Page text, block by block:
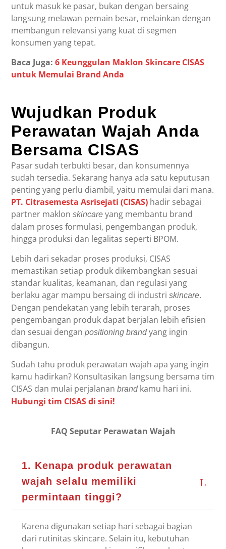
untuk masuk ke pasar, bukan dengan bersaing
langsung melawan pemain besar, melainkan dengan
membangun relevansi yang kuat di segmen
konsumen yang tepat.
Baca Juga:6 Keunggulan Maklon Skincare CISAS
untuk Memulai Brand Anda
Wujudkan Produk
Perawatan Wajah Anda
Bersama CISAS
Pasar sudah terbukti besar, dan konsumennya
sudah tersedia. Sekarang hanya ada satu keputusan
penting yang perlu diambil, yaitu memulai dari mana.
PT. Citrasemesta Asrisejati (CISAS) hadir sebagai
partner maklonskincareyang membantu brand
dalam proses formulasi, pengembangan produk,
hingga produksi dan legalitas seperti BPOM.
Lebih dari sekadar proses produksi, CISAS
memastikan setiap produk dikembangkan sesuai
standar kualitas, keamanan, dan regulasi yang
berlaku agar mampu bersaing di industriskincare.
Dengan pendekatan yang lebih terarah, proses
pengembangan produk dapat berjalan lebih efisien
dan sesuai denganpositioning brandyang ingin
dibangun.
Sudah tahu produk perawatan wajah apa yang ingin
kamu hadirkan? Konsultasikan langsung bersama tim
CISAS dan mulai perjalananbrandkamu hari ini.
Hubungi tim CISAS di sini!
FAQ Seputar Perawatan Wajah
1. Kenapa produk perawatan
wajah selalu memiliki
permintaan tinggi?
Karena digunakan setiap hari sebagai bagian
dari rutinitas skincare. Selain itu, kebutuhan